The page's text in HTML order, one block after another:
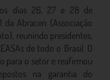
dias 26, 27 e 28 de
Abracen (Associação
reunindo presidentes,
de todo o Brasil. O
para o setor e reafirmou
na garantia do